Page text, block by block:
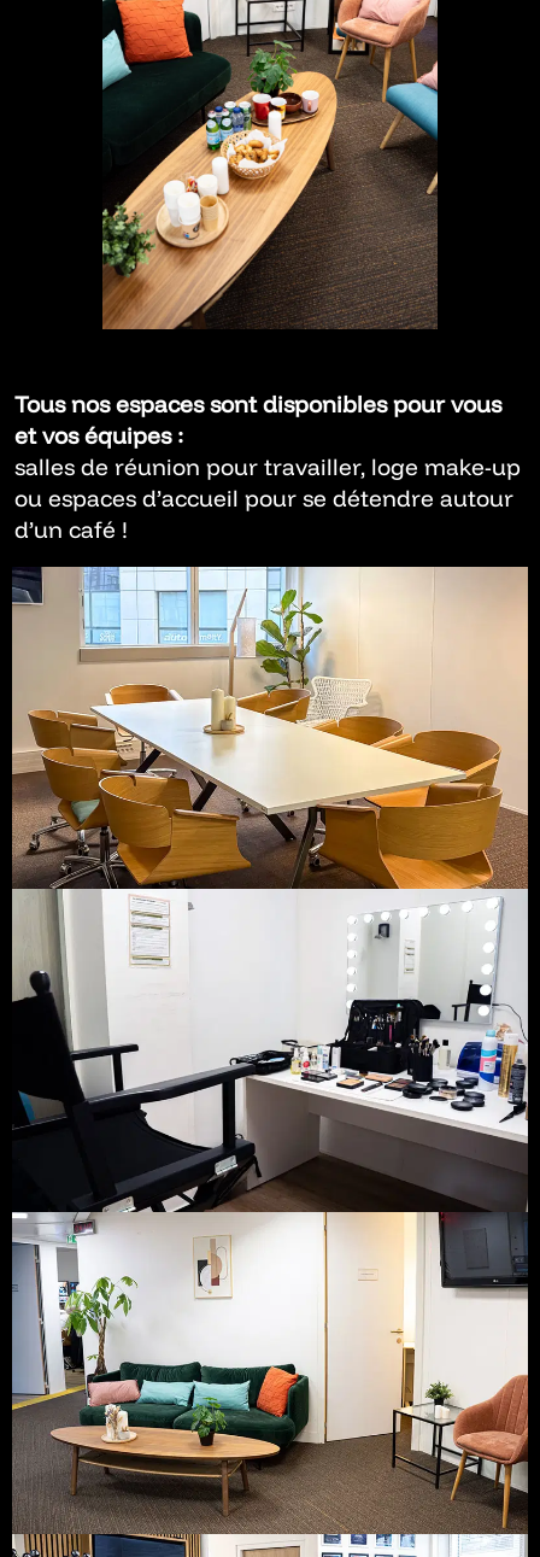
Tous nos espaces sont disponibles pour vous
et vos équipes :
salles de réunion pour travailler, loge make-up
ou espaces d’accueil pour se détendre autour
d’un café !